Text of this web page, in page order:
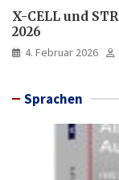
X-CELL und
2026
4. Februar 2026
Sprachen